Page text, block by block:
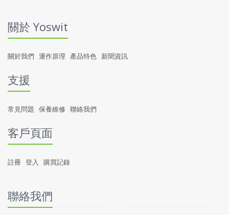
關於 Yoswit
關於我們 運作原理 產品特色 新聞資訊
支援
常見問題 保養維修 聯絡我們
客戶頁面
註冊 登入 購買記錄
聯絡我們